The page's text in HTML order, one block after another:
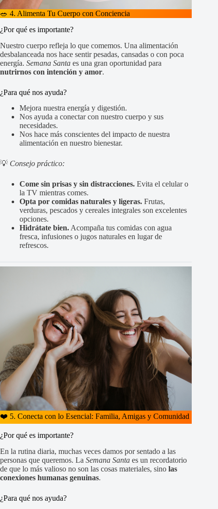
🥗 4. Alimenta Tu Cuerpo con Conciencia
¿Por qué es importante?
Nuestro cuerpo refleja lo que comemos. Una alimentación
desbalanceada nos hace sentir pesadas, cansadas o con poca
energía. Semana Santa es una gran oportunidad para
nutrirnos con intención y amor.
¿Para qué nos ayuda?
Mejora nuestra energía y digestión.
Nos ayuda a conectar con nuestro cuerpo y sus
necesidades.
Nos hace más conscientes del impacto de nuestra
alimentación en nuestro bienestar.
💡 Consejo práctico:
Come sin prisas y sin distracciones. Evita el celular o
la TV mientras comes.
Opta por comidas naturales y ligeras. Frutas,
verduras, pescados y cereales integrales son excelentes
opciones.
Hidrátate bien. Acompaña tus comidas con agua
fresca, infusiones o jugos naturales en lugar de
refrescos.
❤️ 5. Conecta con lo Esencial: Familia, Amigas y Comunidad
¿Por qué es importante?
En la rutina diaria, muchas veces damos por sentado a las
personas que queremos. La Semana Santa es un recordatorio
de que lo más valioso no son las cosas materiales, sino las
conexiones humanas genuinas.
¿Para qué nos ayuda?